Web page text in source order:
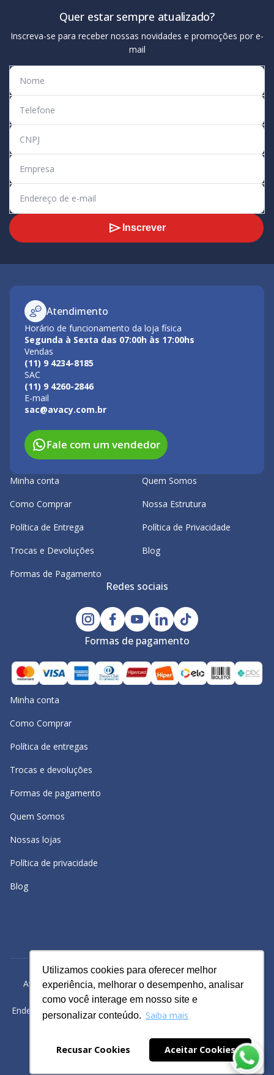
Utilizamos cookies para oferecer melhor
experiência, melhorar o desempenho, analisar
como você interage em nosso site e
personalizar conteúdo. Saiba mais
Recusar Cookies Aceitar Cookies
Utilizamos cookies para oferecer melhor
experiência, melhorar o desempenho, analisar
como você interage em nosso site e
personalizar conteúdo. Saiba mais
Recusar Cookies Aceitar Cookies
Quer estar sempre atualizado?
Inscreva-se para receber nossas novidades e promoções por e-
mail
Inscrever
Atendimento
Horário de funcionamento da loja física
Segunda à Sexta das 07:00h às 17:00hs
Vendas
(11) 9 4234-8185
SAC
(11) 9 4260-2846
E-mail
sac@avacy.com.br
Fale com um vendedor
Minha conta
Como Comprar
Política de Entrega
Trocas e Devoluções
Formas de Pagamento
Quem Somos
Nossa Estrutura
Política de Privacidade
Blog
Redes sociais
Formas de pagamento
Minha conta
Como Comprar
Política de entregas
Trocas e devoluções
Formas de pagamento
Quem Somos
Nossas lojas
Política de privacidade
Blog
Avacy Distribuidora e Comércio de Calçados Ltda | CNPJ:
61.234.829/0001-43
Endereço: Rua Gomes Cardim, 235, Bairro: Brás, São Paulo -SP